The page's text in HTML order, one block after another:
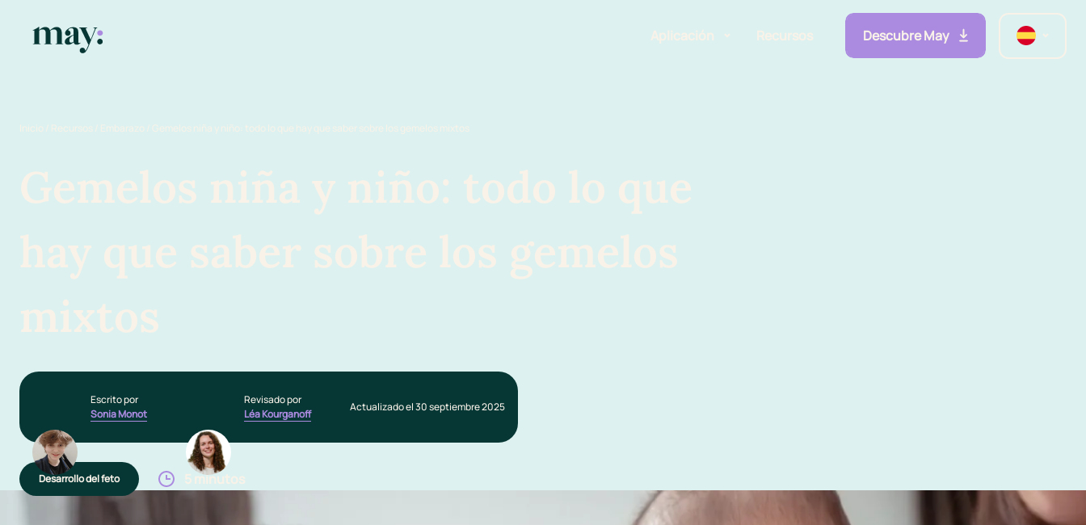
Aplicación Recursos Descubre May
Inicio / Recursos / Embarazo / Gemelos niña y niño: todo lo que hay que saber sobre los gemelos mixtos
Gemelos niña y niño: todo lo que
hay que saber sobre los gemelos
mixtos
Escrito por
Sonia Monot
Revisado por
Léa Kourganoff
Actualizado el 30 septiembre 2025
Desarrollo del feto 5 minutos